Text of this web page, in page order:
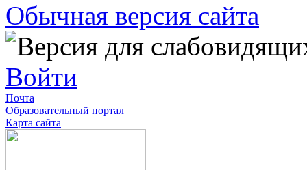
Обычная версия сайта
Войти
Почта
Образовательный портал
Карта сайта